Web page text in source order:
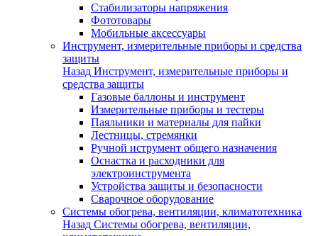
Стабилизаторы напряжения
Фототовары
Мобильные аксессуары
Инструмент, измерительные приборы и средства
защиты
Назад Инструмент, измерительные приборы и
средства защиты
Газовые баллоны и инструмент
Измерительные приборы и тестеры
Паяльники и материалы для пайки
Лестницы, стремянки
Ручной иструмент общего назначения
Оснастка и расходники для
электроинструмента
Устройства защиты и безопасности
Сварочное оборудование
Системы обогрева, вентиляции, климатотехника
Назад Системы обогрева, вентиляции,